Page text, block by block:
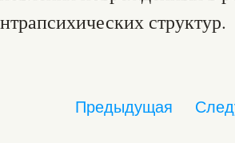
структур.
Предыдущая